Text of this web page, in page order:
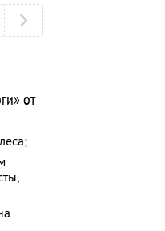
от